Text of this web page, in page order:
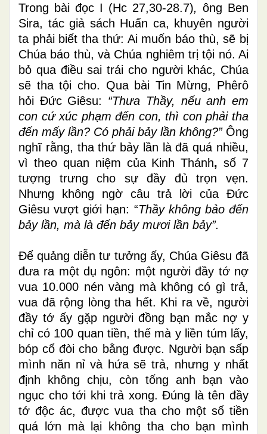
Trong bài đọc I (Hc 27,30-28.7), ông Ben
Sira, tác giả sách Huấn ca, khuyên người
ta phải biết tha thứ: Ai muốn báo thù, sẽ bị
Chúa báo thù, và Chúa nghiêm trị tội nó. Ai
bỏ qua điều sai trái cho người khác, Chúa
sẽ tha tội cho. Qua bài Tin Mừng, Phêrô
hỏi Đức Giêsu: “Thưa Thầy, nếu anh em
con cứ xúc phạm đến con, thì con phải tha
đến mấy lần? Có phải bảy lần không?” Ông
nghĩ rằng, tha thứ bảy lần là đã quá nhiều,
vì theo quan niệm của Kinh Thánh,số 7
tượng trưng cho sự đầy đủ trọn vẹn.
Nhưng không ngờ câu trả lời của Đức
Giêsu vượt giới hạn: “Thầy không bảo đến
bảy lần, mà là đến bảy mươi lần bảy”.
Để quảng diễn tư tưởng ấy, Chúa Giêsu đã
đưa ra một dụ ngôn: một người đầy tớ nợ
vua 10.000 nén vàng mà không có gì trả,
vua đã rộng lòng tha hết. Khi ra về, người
đầy tớ ấy gặp người đồng bạn mắc nợ y
chỉ có 100 quan tiền, thế mà y liền túm lấy,
bóp cổ đòi cho bằng được. Người bạn sấp
mình năn nỉ và hứa sẽ trả, nhưng y nhất
định không chịu, còn tống anh bạn vào
ngục cho tới khi trả xong. Đúng là tên đầy
tớ độc ác, được vua tha cho một số tiền
quá lớn mà lại không tha cho bạn mình